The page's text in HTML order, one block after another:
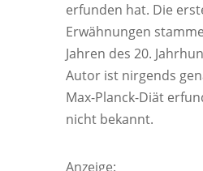
erfunden hat. Die
Erwähnungen
Jahren des 20.
Autor ist nirgends
Max-Planck-Diät
nicht bekannt.
Anzeige: